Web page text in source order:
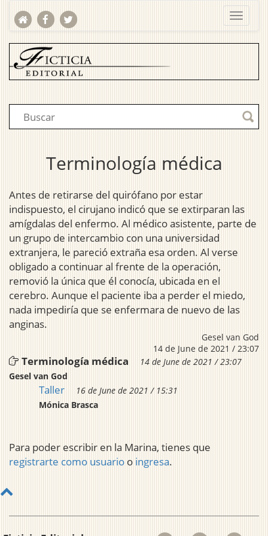
Terminología médica
Antes de retirarse del quirófano por estar
indispuesto, el cirujano indicó que se extirparan las
amígdalas del enfermo. Al médico asistente, parte de
un grupo de intercambio con una universidad
extranjera, le pareció extraña esa orden. Al verse
obligado a continuar al frente de la operación,
removió la única que él conocía, ubicada en el
cerebro. Aunque el paciente iba a perder el miedo,
nada impediría que se enfermara de nuevo de las
anginas.
Gesel van God
14 de June de 2021 / 23:07
Terminología médica
14 de June de 2021 / 23:07
Gesel van God
Taller
16 de June de 2021 / 15:31
Mónica Brasca
Para poder escribir en la Marina, tienes que
registrarte como usuario o ingresa.